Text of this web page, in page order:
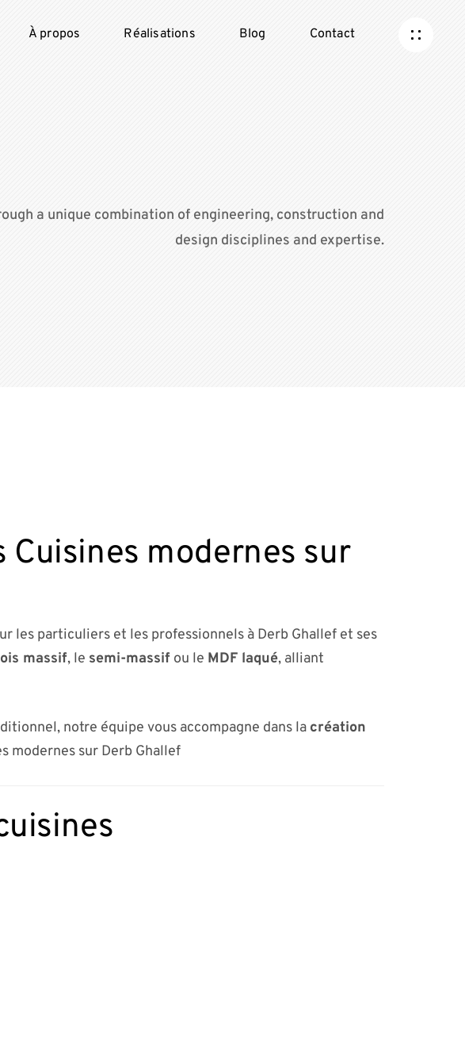
À propos Réalisations Blog Contact
a unique combination of engineering, construction and
design disciplines and expertise.
Cuisines modernes sur
les particuliers et les professionnels à Derb Ghallef et ses
massif, le semi-massif ou le MDF laqué, alliant
notre équipe vous accompagne dans la création
modernes sur Derb Ghallef